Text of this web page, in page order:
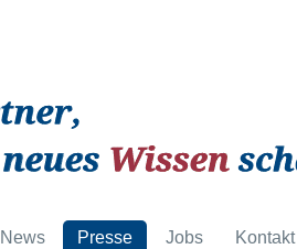
News Presse Jobs Kontakt